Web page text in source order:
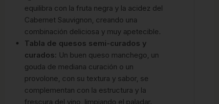
equilibra con la fruta negra y la acidez del
Cabernet Sauvignon, creando una
combinación deliciosa y muy apetecible.
Tabla de quesos semi-curados y
curados: Un buen queso manchego, un
gouda de mediana curación o un
provolone, con su textura y sabor, se
complementan con la estructura y la
frescura del vino, limpiando el paladar.